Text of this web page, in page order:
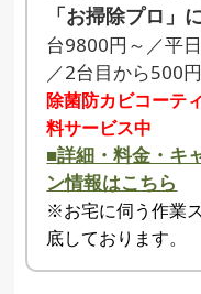
「お掃除プロ」
台9800円～／平
／2台目から500円
除菌防カビコーテ
料サービス中
■詳細・料金・キ
ン情報はこちら
※お宅に伺う作業
底しております。